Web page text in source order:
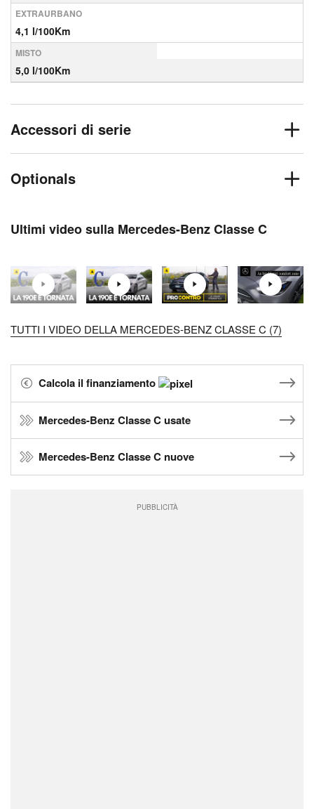
EXTRAURBANO
4,1 l/100Km
MISTO
5,0 l/100Km
Accessori di serie
Optionals
Ultimi video sulla Mercedes-Benz Classe C
TUTTI I VIDEO DELLA MERCEDES-BENZ CLASSE C (7)
Calcola il finanziamento
Mercedes-Benz Classe C usate
Mercedes-Benz Classe C nuove
PUBBLICITÀ